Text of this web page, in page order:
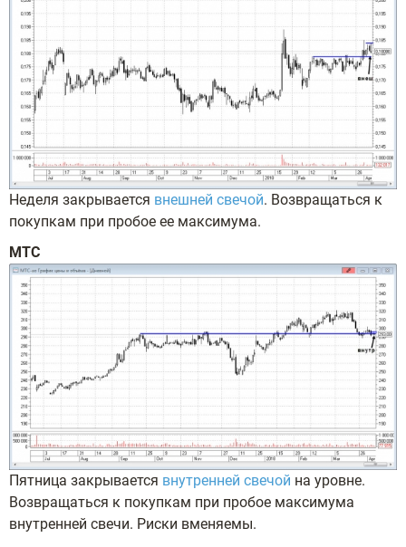
Неделя закрывается внешней свечой. Возвращаться к
покупкам при пробое ее максимума.
МТС
Пятница закрывается внутренней свечой на уровне.
Возвращаться к покупкам при пробое максимума
внутренней свечи. Риски вменяемы.